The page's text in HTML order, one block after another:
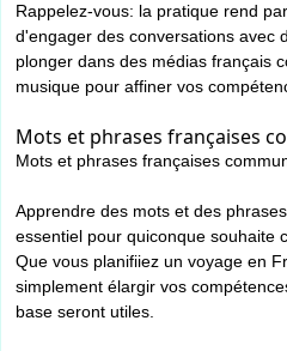
Rappelez-vous: la pratique rend
d'engager des conversations avec
plonger dans des médias français
musique pour affiner vos
Mots et phrases françaises
Mots et phrases françaises
Apprendre des mots et des
essentiel pour quiconque souhaite
Que vous planifiiez un voyage en
simplement élargir vos
base seront utiles.